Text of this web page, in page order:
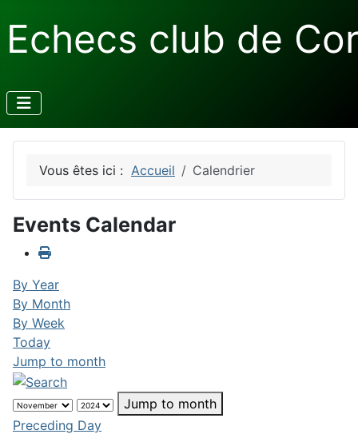
Echecs club de
Vous êtes ici : Accueil Calendrier
Events Calendar
By Year
By Month
By Week
Today
Jump to month
Jump to month
Preceding Day